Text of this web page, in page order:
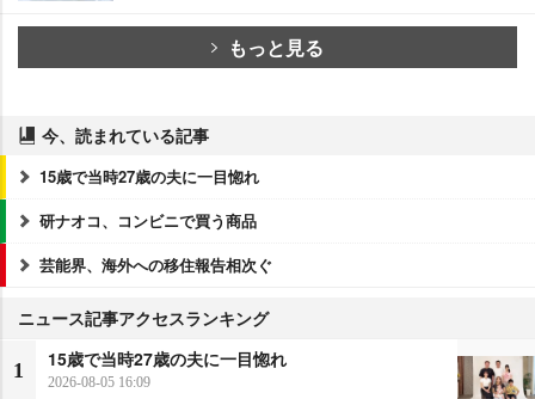
もっと見る
今、読まれている記事
15歳で当時27歳の夫に一目惚れ
研ナオコ、コンビニで買う商品
芸能界、海外への移住報告相次ぐ
ニュース記事アクセスランキング
1
15歳で当時27歳の夫に一目惚れ
2026-08-05 16:09